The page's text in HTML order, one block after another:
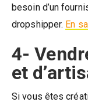
besoin d’un
dropshipper. En
4-
et
Si vous êtes